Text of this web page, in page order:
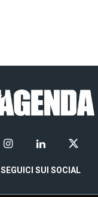
SEGUICI SUI SOCIAL